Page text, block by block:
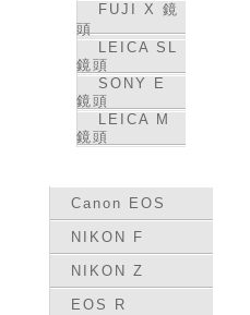
FUJI X 鏡
頭
LEICA SL
鏡頭
SONY E
鏡頭
LEICA M
鏡頭
Canon EOS
NIKON F
NIKON Z
EOS R